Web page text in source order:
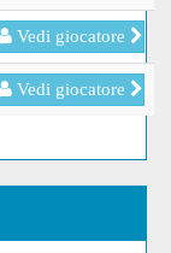
Vedi giocatore
Vedi giocatore